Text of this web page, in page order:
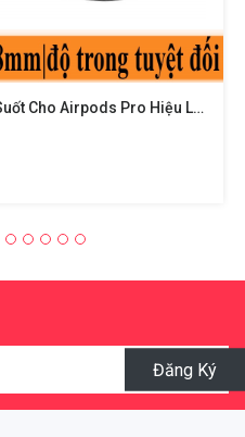
Bao Case Chống Sốc Trong Suốt Cho Airpods Pro Hiệu Likgus Crystal Shell
Đăng Ký